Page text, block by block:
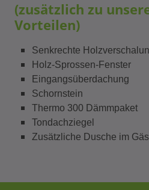
(zusätzlich zu
Vorteilen)
Senkrechte
Holz-Sprossen-Fenster
Eingangsüberdachung
Schornstein
Thermo 300 Dämmpaket
Tondachziegel
Zusätzliche Dusche im